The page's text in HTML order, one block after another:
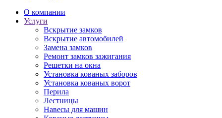
О компании
Услуги
Вскрытие замков
Вскрытие автомобилей
Замена замков
Ремонт замков зажигания
Решетки на окна
Установка кованых заборов
Установка кованых ворот
Перила
Лестницы
Навесы для машин